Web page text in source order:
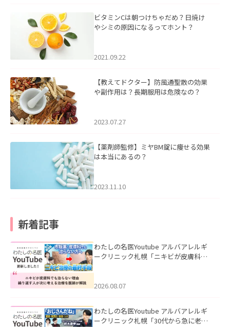
ビタミンCは朝つけちゃだめ？日焼け
やシミの原因になるってホント？
2021.09.22
【教えてドクター】防風通聖散の効果
や副作用は？長期服用は危険なの？
2023.07.27
【薬剤師監修】ミヤBM錠に痩せる効果
は本当にあるの？
2023.11.10
新着記事
わたしの名医Youtube アルバアレルギ
ークリニック札幌「ニキビが皮膚科で
ました。
2026.08.07
わたしの名医Youtube アルバアレルギ
ークリニック札幌「30代から急に老け